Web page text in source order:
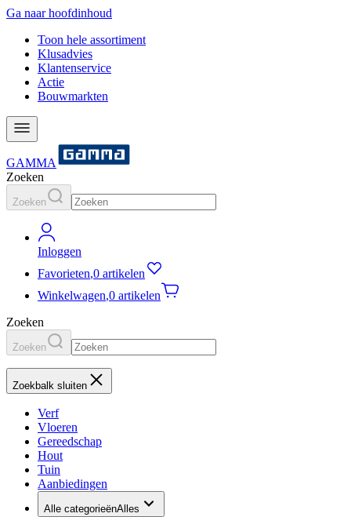
Ga naar hoofdinhoud
Toon hele assortiment
Klusadvies
Klantenservice
Actie
Bouwmarkten
GAMMA
Zoeken
Zoeken
Inloggen
Favorieten,0 artikelen
Winkelwagen,0 artikelen
Zoeken
Zoeken
Zoekbalk sluiten
Verf
Vloeren
Gereedschap
Hout
Tuin
Aanbiedingen
Alle categorieënAlles